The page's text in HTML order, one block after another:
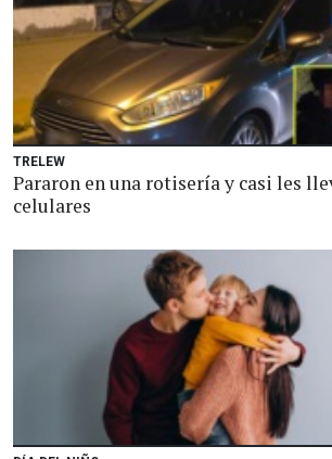
TRELEW
Pararon en una rotisería y casi les
celulares